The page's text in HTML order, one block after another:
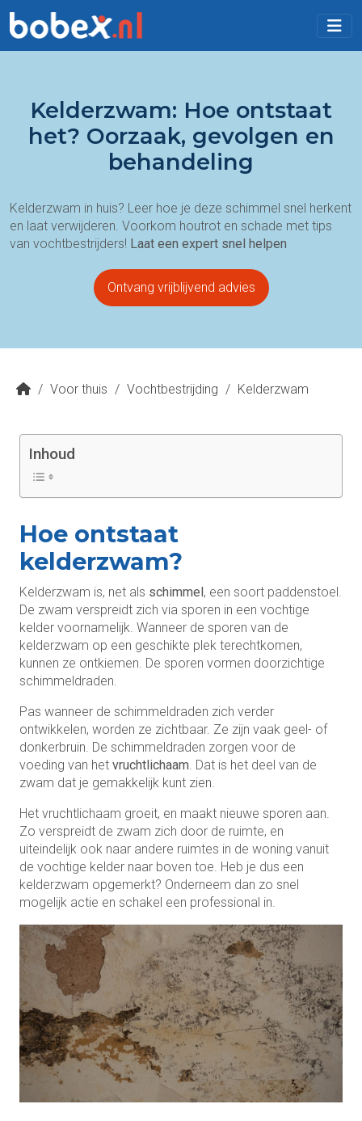
Kelderzwam: Hoe ontstaat
het? Oorzaak, gevolgen en
behandeling
Kelderzwam in huis? Leer hoe je deze schimmel snel herkent
en laat verwijderen. Voorkom houtrot en schade met tips
van vochtbestrijders! Laat een expert snel helpen
Ontvang vrijblijvend advies
/ Voor thuis / Vochtbestrijding / Kelderzwam
Inhoud
Hoe ontstaat
kelderzwam?
Kelderzwam is, net als schimmel , een soort paddenstoel.
De zwam verspreidt zich via sporen in een vochtige
kelder voornamelijk. Wanneer de sporen van de
kelderzwam op een geschikte plek terechtkomen,
kunnen ze ontkiemen. De sporen vormen doorzichtige
schimmeldraden.
Pas wanneer de schimmeldraden zich verder
ontwikkelen, worden ze zichtbaar. Ze zijn vaak geel- of
donkerbruin. De schimmeldraden zorgen voor de
voeding van het vruchtlichaam. Dat is het deel van de
zwam dat je gemakkelijk kunt zien.
Het vruchtlichaam groeit, en maakt nieuwe sporen aan.
Zo verspreidt de zwam zich door de ruimte, en
uiteindelijk ook naar andere ruimtes in de woning vanuit
de vochtige kelder naar boven toe. Heb je dus een
kelderzwam opgemerkt? Onderneem dan zo snel
mogelijk actie en schakel een professional in.